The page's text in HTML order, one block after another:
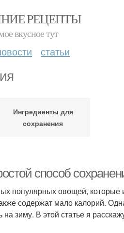
РЕЦЕПТЫ
вкусное тут
статьи
Ингредиенты для
сохранения
способ
популярных овощей, которые
содержат мало калорий.
на зиму. В этой статье я